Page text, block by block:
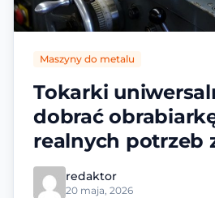
Maszyny do metalu
Tokarki
dobrać
realnych potrzeb
redaktor
20 maja, 2026